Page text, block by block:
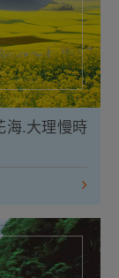
海.大理慢時